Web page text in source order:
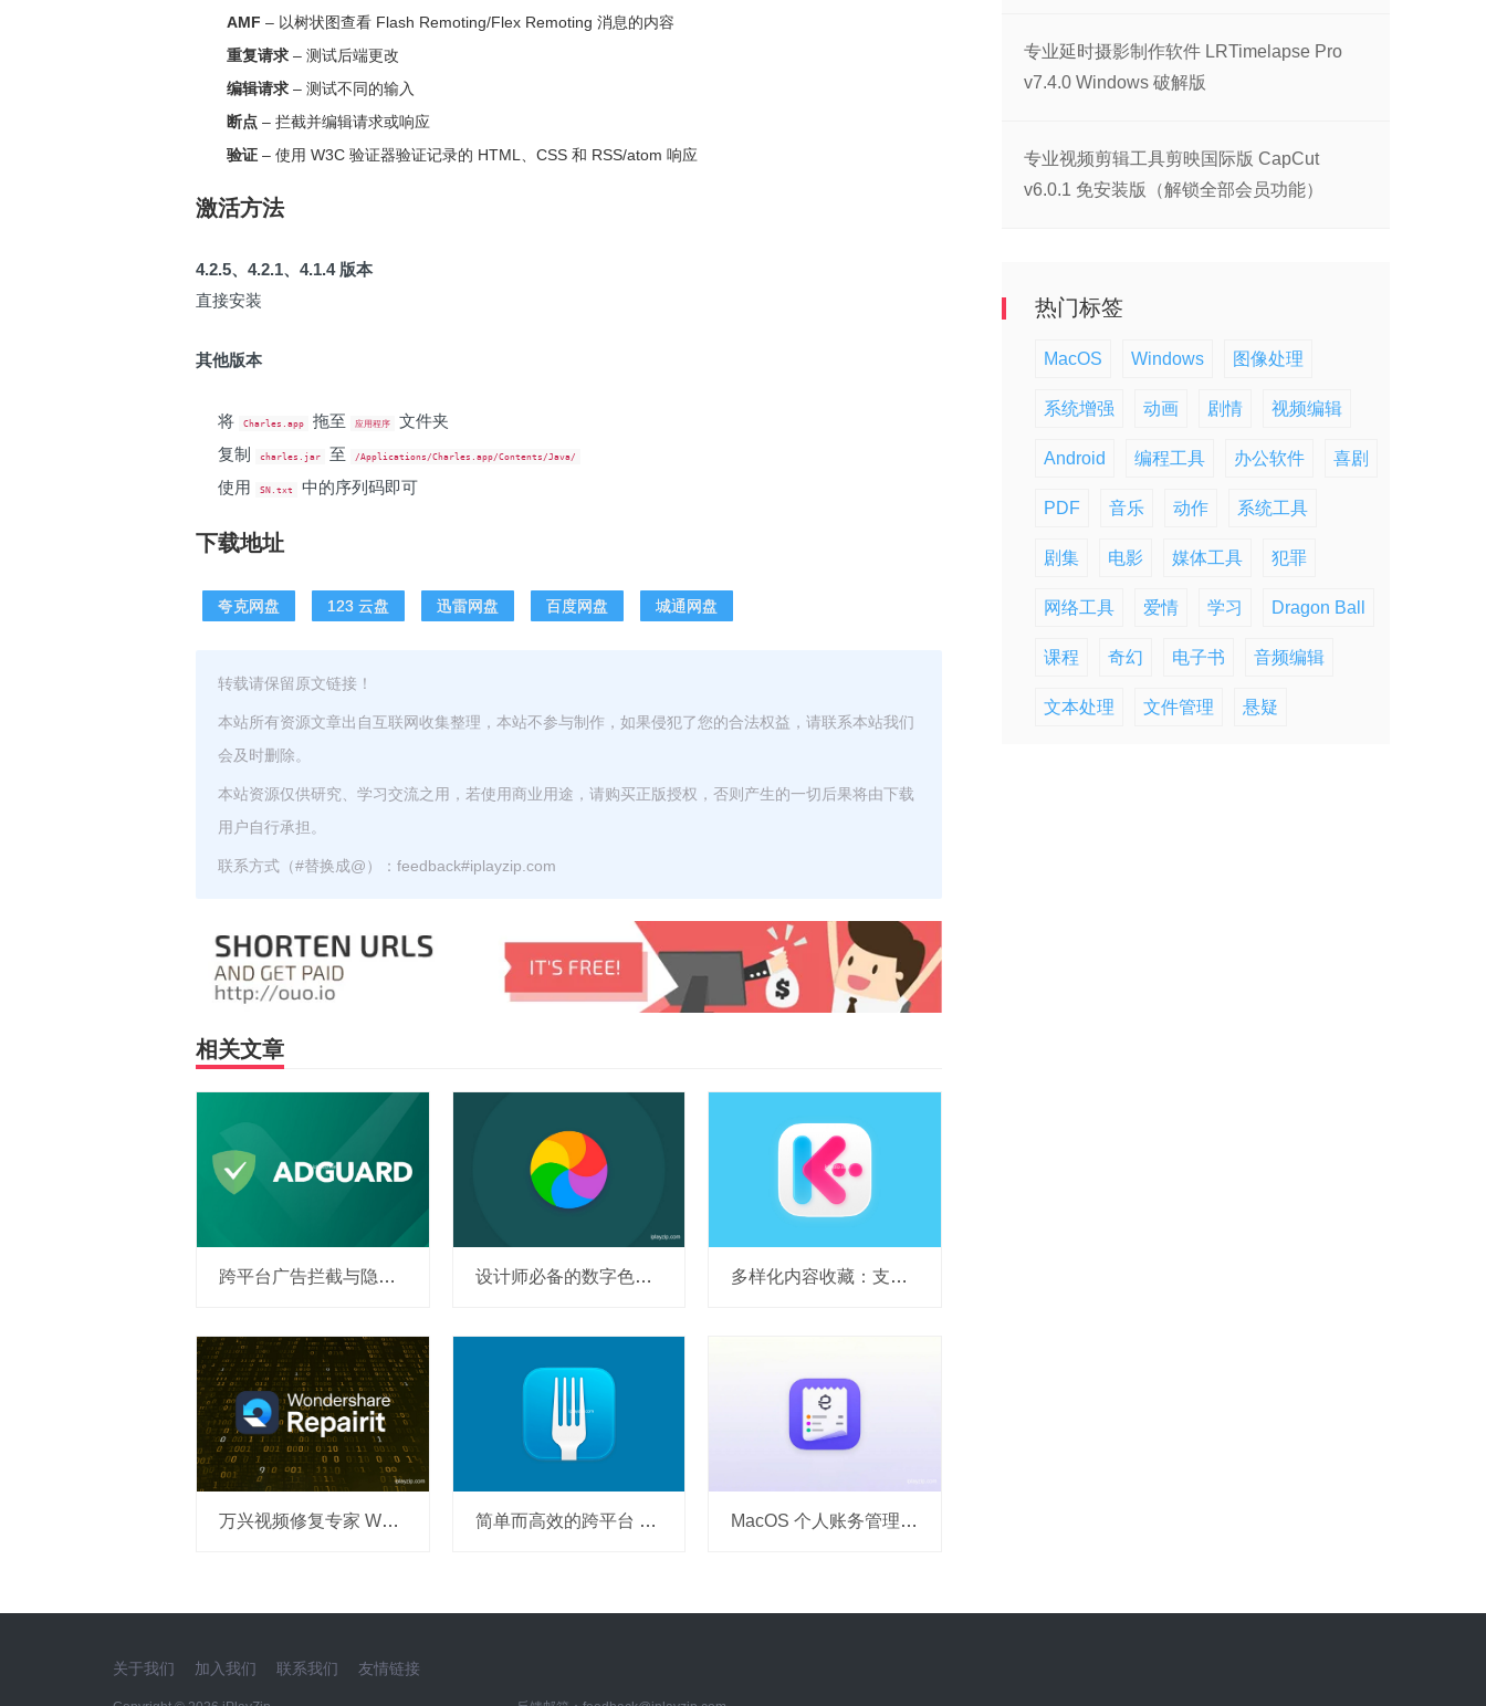
AMF – 以树状图查看 Flash Remoting/Flex Remoting 消息的内容
重复请求 – 测试后端更改
编辑请求 – 测试不同的输入
断点 – 拦截并编辑请求或响应
验证 – 使用 W3C 验证器验证记录的 HTML、CSS 和 RSS/atom 响应
激活方法
4.2.5、4.2.1、4.1.4 版本
直接安装
其他版本
将 Charles.app 拖至 应用程序
文件夹
复制
charles.jar 至 /Applications/Charles.app/Contents/Java/
使用 SN.txt 中的序列码即可
下载地址
夸克网盘 123 云盘 迅雷网盘 百度网盘 城通网盘
转载请保留原文链接！
本站所有资源文章出自互联网收集整理，本站不参与制作，如果侵犯了您的合法权益，请联系本站我们
会及时删除。
本站资源仅供研究、学习交流之用，若使用商业用途，请购买正版授权，否则产生的一切后果将由下载
用户自行承担。
联系方式（#替换成@）：feedback#iplayzip.com
相关文章
跨平台广告拦截与隐私保护工具 AdGuard v2.16.4.1870 破解版 设计师必备的数字色轮工具 Color Wheel v8.8 破解版 多样化内容收藏：支持保存网页 Keep It v2.8.8破解版
万兴视频修复专家 Wondershare Repair v5.6.0 中文破解版 简单而高效的跨平台 Git 客户端 Fork v2.67.0 TNT 破解版 MacOS 个人账务管理工具 Expenses v4.0.15 破解版
专业延时摄影制作软件 LRTimelapse Pro
v7.4.0 Windows 破解版
专业视频剪辑工具剪映国际版 CapCut
v6.0.1 免安装版（解锁全部会员功能）
热门标签
MacOS Windows 图像处理
系统增强 动画 剧情 视频编辑
Android 编程工具 办公软件 喜剧
PDF 音乐 动作 系统工具
剧集 电影 媒体工具 犯罪
网络工具 爱情 学习 Dragon Ball
课程 奇幻 电子书 音频编辑
文本处理 文件管理 悬疑
关于我们 加入我们 联系我们 友情链接